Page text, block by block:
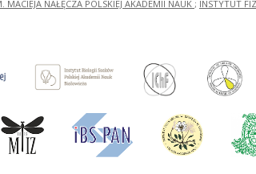
NAŁĘCZA POLSKIEJ AKADEMII NAUK ; INSTYTUT